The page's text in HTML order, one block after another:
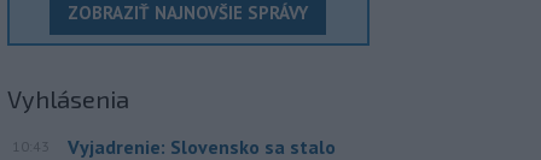
ZOBRAZIŤ NAJNOVŠIE SPRÁVY
Vyhlásenia
10:43
Vyjadrenie: Slovensko sa stalo